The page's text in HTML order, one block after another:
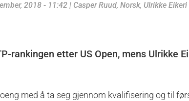
2018 - 11:42 | Casper Ruud, Norsk, Ulrikke Eikeri
rankingen etter US Open, mens Ulrikke
med å ta seg gjennom kvalifisering og til